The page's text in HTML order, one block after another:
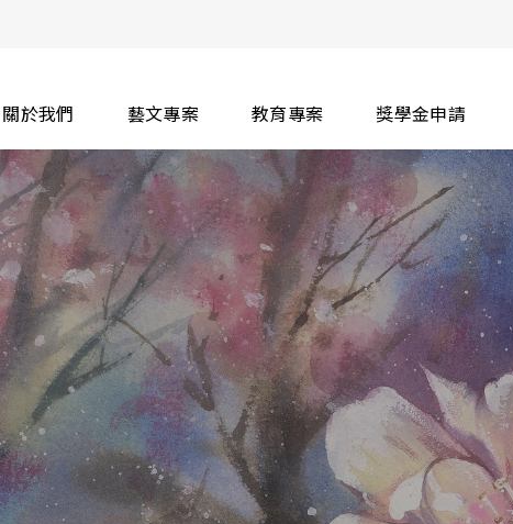
關於我們 藝文專案 教育專案 獎學金申請